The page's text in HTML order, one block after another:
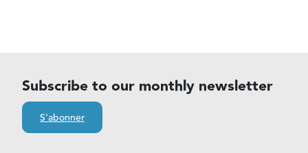
Subscribe to our monthly newsletter
S'abonner